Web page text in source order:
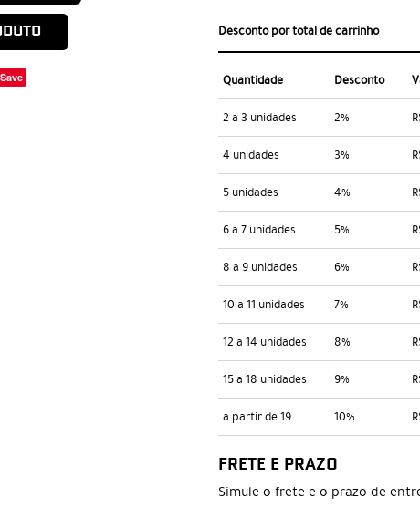
Save
Desconto por total de carrinho
Quantidade Desconto
2 a 3 unidades 2%
4 unidades 3%
5 unidades 4%
6 a 7 unidades 5%
8 a 9 unidades 6%
10 a 11 unidades 7%
12 a 14 unidades 8%
15 a 18 unidades 9%
a partir de 19 10%
FRETE E PRAZO
Simule o frete e o prazo de